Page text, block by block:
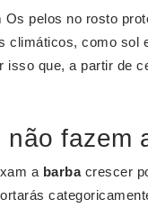
pelos no rosto
climáticos, como sol
isso que, a partir de
fazem
a barbacrescer